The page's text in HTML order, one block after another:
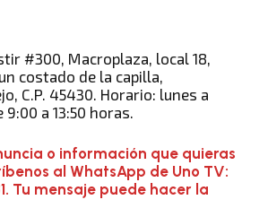
#300, Macroplaza, local 18,
costado de la capilla,
C.P. 45430. Horario: lunes a
9:00 a 13:50 horas.
o información que quieras
al WhatsApp de Uno TV:
Tu mensaje puede hacer la